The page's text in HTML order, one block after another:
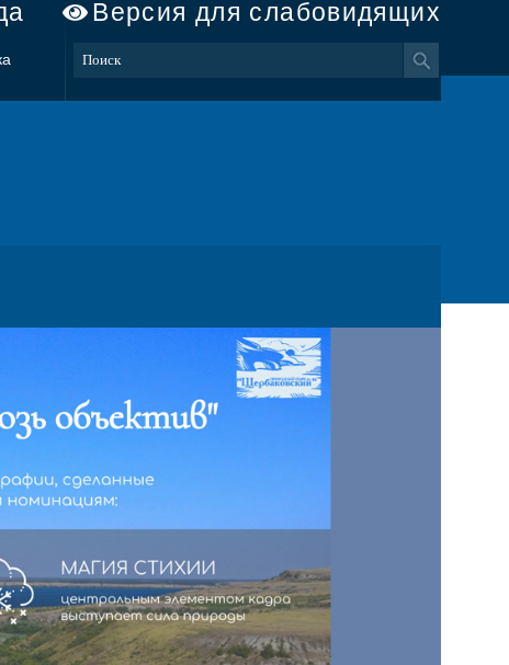
Версия для слабовидящих